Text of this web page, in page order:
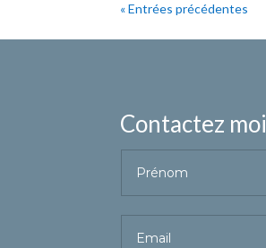
« Entrées précédentes
Contactez moi